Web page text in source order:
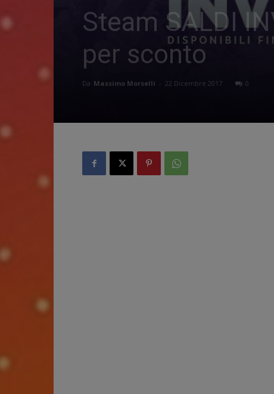
Steam SALDI
per sconto
Da Massimo Morselli - 22 Dicembre 2017 0